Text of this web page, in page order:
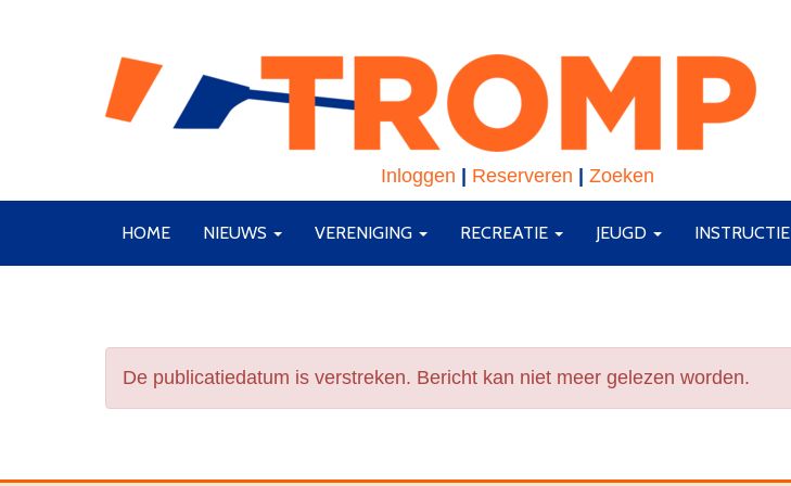
Inloggen Reserveren Zoeken
HOME NIEUWS VERENIGING RECREATIE JEUGD INSTRUCTIE
De publicatiedatum is verstreken. Bericht kan niet meer gelezen worden.